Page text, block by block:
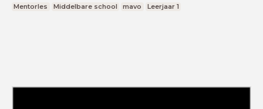
Mentorles Middelbare school mavo Leerjaar 1